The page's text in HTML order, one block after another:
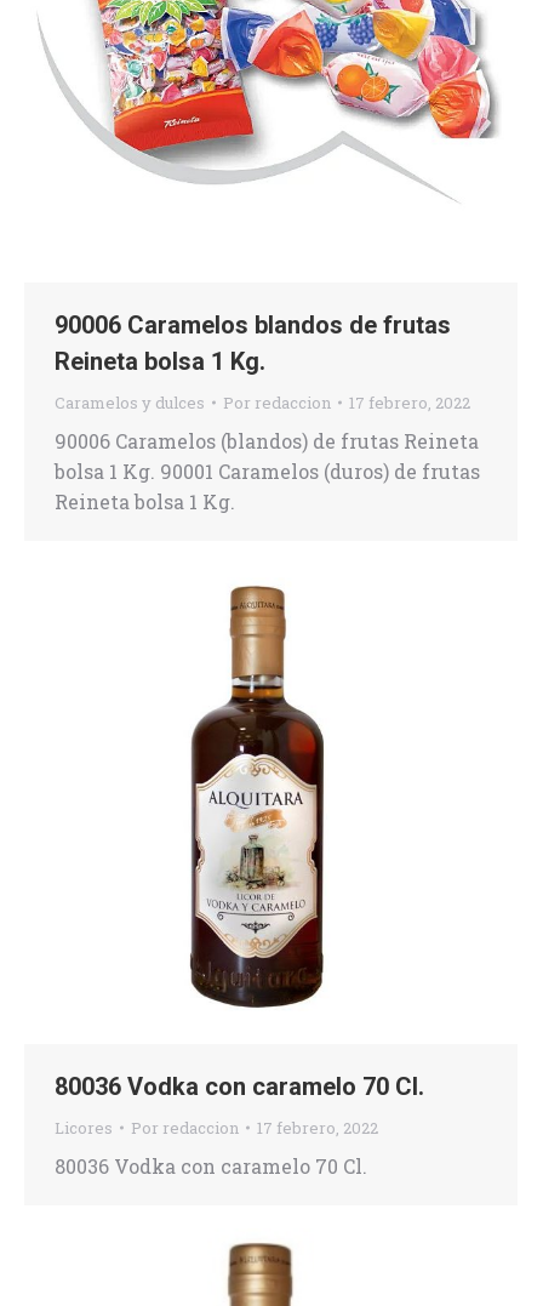
90006 Caramelos blandos de frutas
Reineta bolsa 1 Kg.
Caramelos y dulces Por redaccion 17 febrero, 2022
90006 Caramelos (blandos) de frutas Reineta
bolsa 1 Kg. 90001 Caramelos (duros) de frutas
Reineta bolsa 1 Kg.
80036 Vodka con caramelo 70 Cl.
Licores Por redaccion 17 febrero, 2022
80036 Vodka con caramelo 70 Cl.